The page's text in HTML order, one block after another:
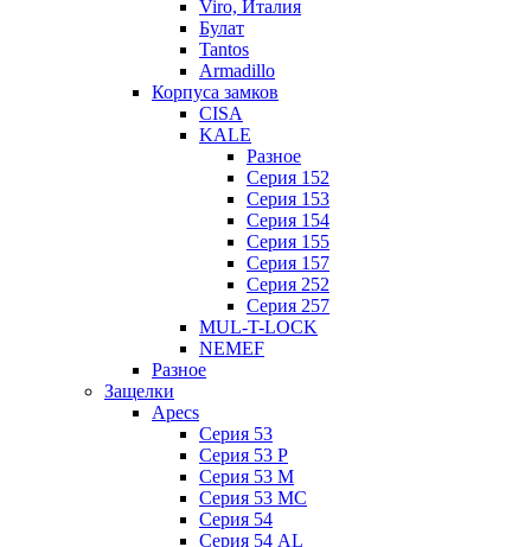
Viro, Италия
Булат
Tantos
Armadillo
Корпуса замков
CISA
KALE
Разное
Серия 152
Серия 153
Серия 154
Серия 155
Серия 157
Серия 252
Серия 257
MUL-T-LOCK
NEMEF
Разное
Защелки
Apecs
Серия 53
Серия 53 P
Серия 53 М
Серия 53 МC
Серия 54
Серия 54 AL